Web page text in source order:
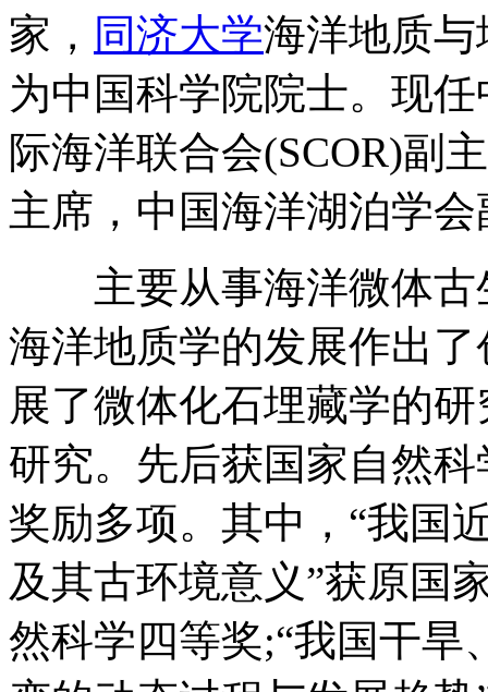
家， 同济大学海洋地质
为中国科学院院士。现
际海洋联合会(SCOR)副
主席，中国海洋湖泊学
主要从事海洋微体古
海洋地质学的发展作出
展了微体化石埋藏学的
研究。先后获国家自然
奖励多项。其中，“我国
及其古环境意义”获原国
然科学四等奖;“我国干旱